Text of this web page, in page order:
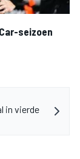
seizoen
in vierde